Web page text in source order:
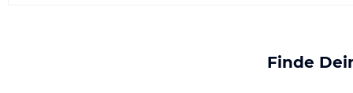
Finde